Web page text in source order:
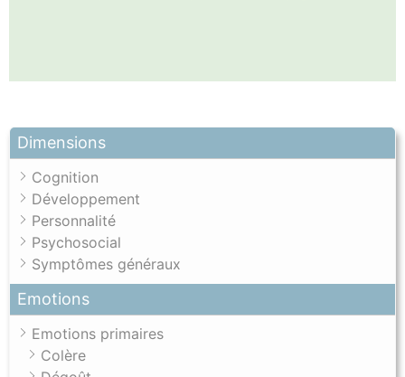
Dimensions
Cognition
Développement
Personnalité
Psychosocial
Symptômes généraux
Emotions
Emotions primaires
Colère